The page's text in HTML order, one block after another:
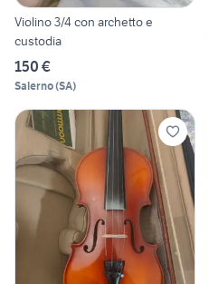
Violino 3/4 con archetto e
custodia
150 €
Salerno(SA)